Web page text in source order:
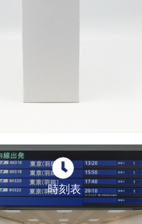
時刻表